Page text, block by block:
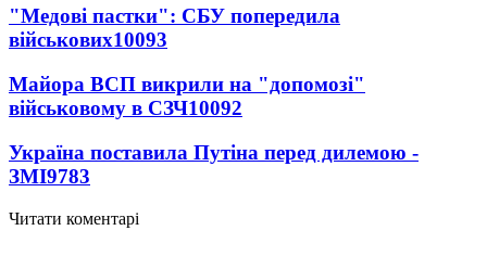
"Медові пастки": СБУ попередила
військових10093
Майора ВСП викрили на "допомозі"
військовому в СЗЧ10092
Україна поставила Путіна перед дилемою -
ЗМІ9783
Читати коментарі